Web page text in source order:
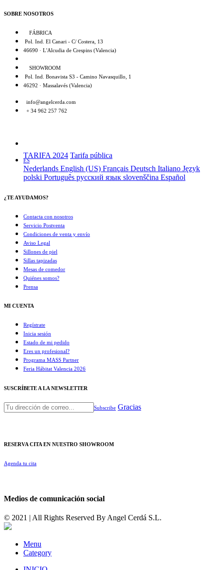
SOBRE NOSOTROS
FÁBRICA
Pol. Ind. El Canari - C/ Costera, 13
46690 · L'Alcudia de Crespins (Valencia)
SHOWROOM
Pol. Ind. Bonavista S3 - Camino Navasquillo, 1
46292 · Massalavés (Valencia)
info@angelcerda.com
+ 34 962 257 762
TARIFA 2024 Tarifa pública
ES
Nederlands English (US) Français Deutsch Italiano Język
polski Português русский язык slovenščina Español
¿TE AYUDAMOS?
Contacta con nosotros
Servicio Postventa
Condiciones de venta y envío
Aviso Legal
Sillones de piel
Sillas tapizadas
Mesas de comedor
Quiénes somos?
Prensa
MI CUENTA
Regístrate
Inicia sesión
Estado de mi pedido
Eres un profesional?
Programa MASS Partner
Feria Hábitat Valencia 2026​
SUSCRÍBETE A LA NEWSLETTER
Subscribe Gracias
RESERVA CITA EN NUESTRO SHOWROOM
Agenda tu cita
Medios de comunicación social
© 2021 | All Rights Reserved By Angel Cerdá S.L.
Menu
Category